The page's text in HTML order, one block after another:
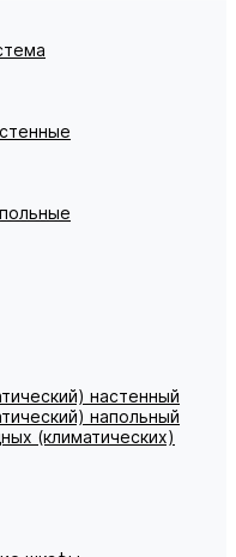
настенный
напольный
(климатических)